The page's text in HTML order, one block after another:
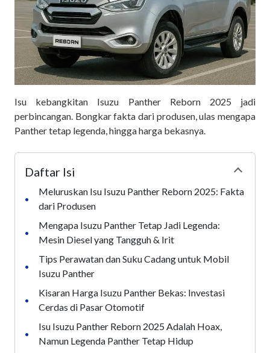
Isu kebangkitan Isuzu Panther Reborn 2025 jadi
perbincangan. Bongkar fakta dari produsen, ulas mengapa
Panther tetap legenda, hingga harga bekasnya.
Daftar Isi
•
Meluruskan Isu Isuzu Panther Reborn 2025: Fakta
dari Produsen
•
Mengapa Isuzu Panther Tetap Jadi Legenda:
Mesin Diesel yang Tangguh & Irit
•
Tips Perawatan dan Suku Cadang untuk Mobil
Isuzu Panther
•
Kisaran Harga Isuzu Panther Bekas: Investasi
Cerdas di Pasar Otomotif
•
Isu Isuzu Panther Reborn 2025 Adalah Hoax,
Namun Legenda Panther Tetap Hidup